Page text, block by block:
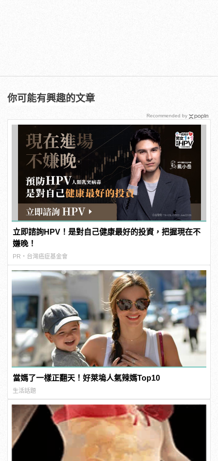
你可能有興趣的文章
立即諮詢HPV！是對自己健康最好的投資，把握現在不
嫌晚！
PR・台灣癌症基金會
當媽了一樣正翻天！好萊塢人氣辣媽Top10
生活話題
Recommended by